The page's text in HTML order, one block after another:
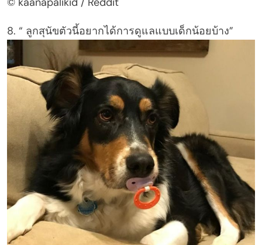
8. “ ลูกสุนัขตัวนี้อยากได้การดูแลแบบเด็กน้อยบ้าง”